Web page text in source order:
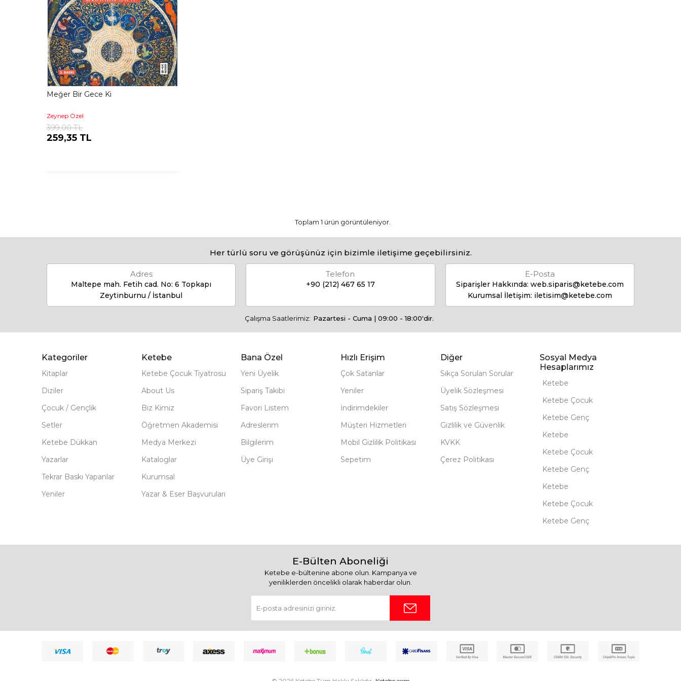
Meğer Bir Gece Ki
Zeynep Özel
399,00 TL
259,35 TL
Toplam 1 ürün görüntüleniyor.
Her türlü soru ve görüşünüz için bizimle iletişime geçebilirsiniz.
Adres
Maltepe mah. Fetih cad. No: 6 Topkapı
Zeytinburnu / İstanbul
Telefon
+90 (212) 467 65 17
E-Posta
Siparişler Hakkında: web.siparis@ketebe.com
Kurumsal İletişim: iletisim@ketebe.com
Çalışma Saatlerimiz: Pazartesi - Cuma | 09:00 - 18:00'dir.
Kategoriler
Kitaplar
Diziler
Çocuk / Gençlik
Setler
Ketebe Dükkan
Yazarlar
Tekrar Baskı Yapanlar
Yeniler
Ketebe
Ketebe Çocuk Tiyatrosu
About Us
Biz Kimiz
Öğretmen Akademisi
Medya Merkezi
Kataloglar
Kurumsal
Yazar & Eser Başvuruları
Bana Özel
Yeni Üyelik
Sipariş Takibi
Favori Listem
Adreslerim
Bilgilerim
Üye Girişi
Hızlı Erişim
Çok Satanlar
Yeniler
İndirimdekiler
Müşteri Hizmetleri
Mobil Gizlilik Politikası
Sepetim
Diğer
Sıkça Sorulan Sorular
Üyelik Sözleşmesi
Satış Sözleşmesi
Gizlilik ve Güvenlik
KVKK
Çerez Politikası
Sosyal Medya
Hesaplarımız
Ketebe
Ketebe Çocuk
Ketebe Genç
Ketebe
Ketebe Çocuk
Ketebe Genç
Ketebe
Ketebe Çocuk
Ketebe Genç
E-Bülten Aboneliği
Ketebe e-bültenine abone olun. Kampanya ve
yeniliklerden öncelikli olarak haberdar olun.